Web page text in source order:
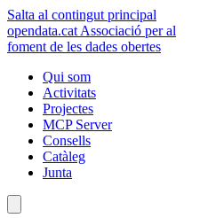
Salta al contingut principal
opendata.cat Associació per al
foment de les dades obertes
Qui som
Activitats
Projectes
MCP Server
Consells
Catàleg
Junta